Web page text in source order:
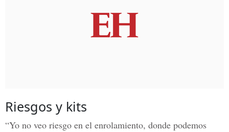
Riesgos y kits
“Yo no veo riesgo en el enrolamiento, donde podemos